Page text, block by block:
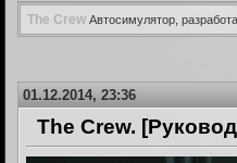
The Crew Автосимулятор,
01.12.2014, 23:36
The Crew.